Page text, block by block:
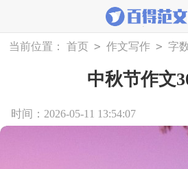
当前位置： 首页 > 作文写作 > 字
中秋节作文
时间：2026-05-11 13:54:07